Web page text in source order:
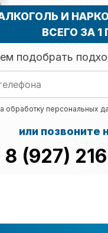
И
ВСЕГО ЗА 1
подобрать
обработку персональных
или позвоните
8 (927)